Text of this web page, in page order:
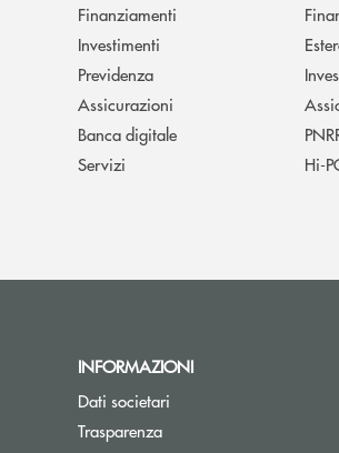
Finanziamenti
Investimenti
Previdenza
Assicurazioni
Banca digitale
Servizi
Hi-
INFORMAZIONI
Dati societari
Trasparenza